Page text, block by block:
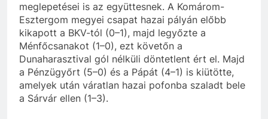
meglepetései is az együttesnek. A Komárom-
Esztergom megyei csapat hazai pályán előbb
kikapott a BKV-tól (0–1), majd legyőzte a
Ménfőcsanakot (1–0), ezt követőn a
Dunaharasztival gól nélküli döntetlent ért el. Majd
a Pénzügyőrt (5–0) és a Pápát (4–1) is kiütötte,
amelyek után váratlan hazai pofonba szaladt bele
a Sárvár ellen (1–3).